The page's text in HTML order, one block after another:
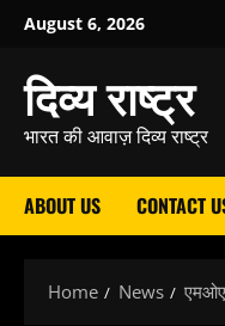
Skip
content
August 6, 2026
दिव्य राष्ट्र
भारत की आवाज़ दिव्य राष्ट्र
ABOUT US CONTACT
Home News